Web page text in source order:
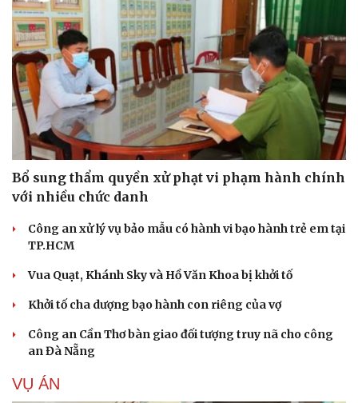
Bổ sung thẩm quyền xử phạt vi phạm hành chính
với nhiều chức danh
Công an xử lý vụ bảo mẫu có hành vi bạo hành trẻ em tại
TP.HCM
Vua Quạt, Khánh Sky và Hồ Văn Khoa bị khởi tố
Khởi tố cha dượng bạo hành con riêng của vợ
Công an Cần Thơ bàn giao đối tượng truy nã cho công
an Đà Nẵng
VỤ ÁN